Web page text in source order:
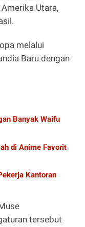
Utara,
melalui
Baru dengan
Banyak Waifu
di Anime Favorit
Kantoran
tersebut